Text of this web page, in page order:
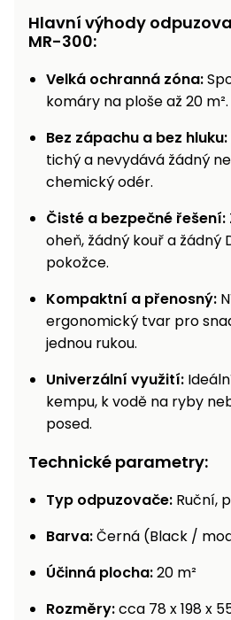
Hlavní výhody
MR-300:
Velká ochranná zóna:
komáry na ploše až 20 m².
Bez zápachu a bez hluku:
tichý a nevydává žádný
chemický odér.
Čisté a bezpečné řešení:
oheň, žádný kouř a žádný
pokožce.
Kompaktní a přenosný:
ergonomický tvar pro
jednou rukou.
Univerzální využití:
kempu, k vodě na ryby
posed.
Technické parametry:
Typ odpuzovače: Ruční,
Barva:Černá (Black /
Účinná plocha:20 m²
Rozměry:cca 78 x 198 x